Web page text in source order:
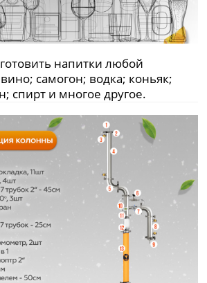
напитки любой
самогон; водка; коньяк;
спирт и многое другое.